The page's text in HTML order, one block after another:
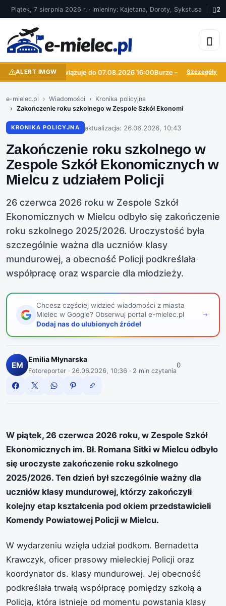
Piątek, 7 sierpnia 2026 r. · imieniny: Kajetana, Doroty, Sykstusa
ALERT IMGW
Burze — obowiązuje do 07.08.2026 16:00Burze — obowiązuje
Szczegóły
e-mielec.pl Wiadomości
Kronika policyjna
Zakończenie roku szkolnego w Zespole Szkół Ekonomi
KRONIKA POLICYJNA aktualizacja: 26.06.2026, 10:43
Zakończenie roku szkolnego w
Zespole Szkół Ekonomicznych w
Mielcu z udziałem Policji
26 czerwca 2026 roku w Zespole Szkół
Ekonomicznych w Mielcu odbyło się zakończenie
roku szkolnego 2025/2026. Uroczystość była
szczególnie ważna dla uczniów klasy
mundurowej, a obecność Policji podkreślała
współpracę oraz wsparcie dla młodzieży.
Chcesz częściej widzieć wiadomości z miasta
Mielec w Google? Obserwuj portal e-mielec.pl
Dodaj nas do ulubionych źródeł
, otwiera się w nowym oknie
EM
Emilia Młynarska
Fotoreporter · 26.06.2026, 10:36 · 2 min czytania
0
W piątek, 26 czerwca 2026 roku, w Zespole Szkół
Ekonomicznych im. Bł. Romana Sitki w Mielcu odbyło
się uroczyste zakończenie roku szkolnego
2025/2026. Ten dzień był szczególnie ważny dla
uczniów klasy mundurowej, którzy zakończyli
kolejny etap kształcenia pod okiem przedstawicieli
Komendy Powiatowej Policji w Mielcu.
W wydarzeniu wzięła udział podkom. Bernadetta
Krawczyk, oficer prasowy mieleckiej Policji oraz
koordynator ds. klasy mundurowej. Jej obecność
podkreślała trwałą współpracę pomiędzy szkołą a
Policją, która istnieje od momentu powstania klasy